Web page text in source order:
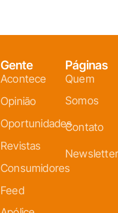
Gente
Acontece
Opinião
Oportunidades
Revistas
Consumidores
Feed
Páginas
Quem
Somos
Contato
Newsletter